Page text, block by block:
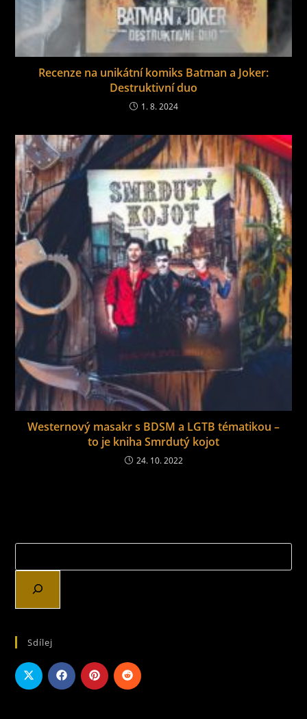
Recenze na unikátní komiks Batman a Joker:
Destruktivní duo
1. 8. 2024
Westernový masakr s BDSM a LGTB tématikou –
to je kniha Smrdutý kojot
24. 10. 2022
Sdílej